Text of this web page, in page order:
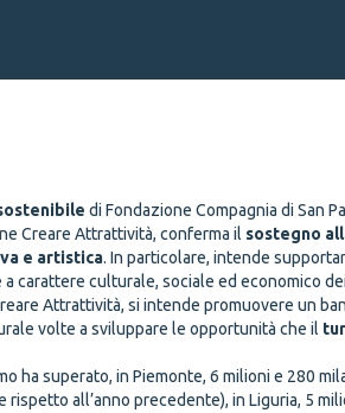
diFondazione Compagnia di San
Creare Attrattività, conferma il sostegno
e artistica. In particolare, intende
carattere culturale, sociale ed economico
Attrattività, si intende promuovere un
volte a sviluppare le opportunità che il
ha superato, in Piemonte, 6 milioni e 280
all’anno precedente), in Liguria, 5